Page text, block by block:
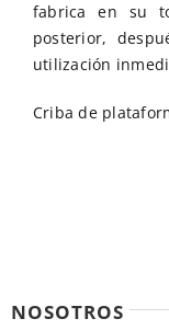
fabrica en su
posterior,
utilización
Criba de
NOSOTROS